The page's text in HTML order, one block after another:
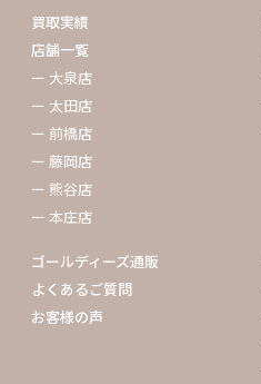
買取実績
店舗一覧
ー 大泉店
ー 太田店
ー 前橋店
ー 藤岡店
ー 熊谷店
ー 本庄店
ゴールディーズ通販
よくあるご質問
お客様の声